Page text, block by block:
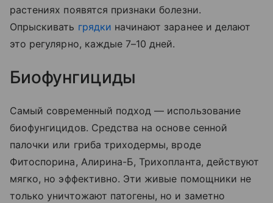
растениях появятся признаки болезни.
Опрыскивать грядки начинают заранее и делают
это регулярно, каждые 7–10 дней.
Биофунгициды
Самый современный подход — использование
биофунгицидов. Средства на основе сенной
палочки или гриба триходермы, вроде
Фитоспорина, Алирина-Б, Трихопланта, действуют
мягко, но эффективно. Эти живые помощники не
только уничтожают патогены, но и заметно